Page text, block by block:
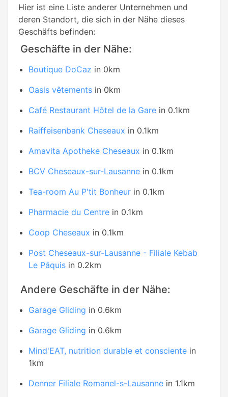
Hier ist eine Liste anderer Unternehmen und
deren Standort, die sich in der Nähe dieses
Geschäfts befinden:
Geschäfte in der Nähe:
Boutique DoCaz in 0km
Oasis vêtements in 0km
Café Restaurant Hôtel de la Gare in 0.1km
Raiffeisenbank Cheseaux in 0.1km
Amavita Apotheke Cheseaux in 0.1km
BCV Cheseaux-sur-Lausanne in 0.1km
Tea-room Au P'tit Bonheur in 0.1km
Pharmacie du Centre in 0.1km
Coop Cheseaux in 0.1km
Post Cheseaux-sur-Lausanne - Filiale Kebab
Le Pâquis in 0.2km
Andere Geschäfte in der Nähe:
Garage Gliding in 0.6km
Garage Gliding in 0.6km
Mind'EAT, nutrition durable et consciente in
1km
Denner Filiale Romanel-s-Lausanne in 1.1km